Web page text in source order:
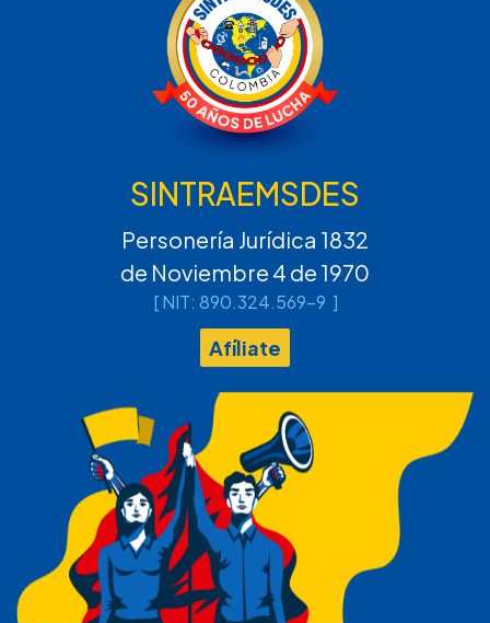
SINTRAEMSDES
Personería Jurídica 1832
de Noviembre 4 de 1970
[ NIT: 890.324.569-9 ]
Afíliate